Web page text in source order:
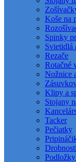
Koše na
Spinky
Svietidlá
Rezače
Rotačné
Nožnice
Klipy a
Stojany
Tacker
Pečiatky